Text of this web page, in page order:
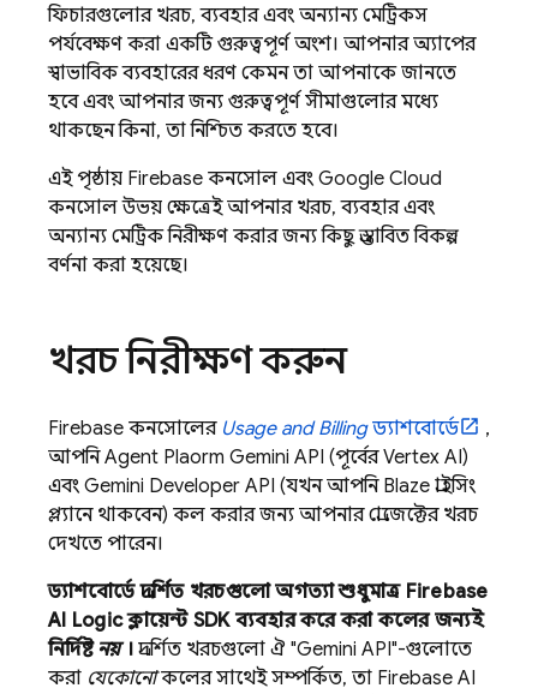
ফিচারগুলোর খরচ, ব্যবহার এবং অন্যান্য মেট্রিকস
পর্যবেক্ষণ করা একটি গুরুত্বপূর্ণ অংশ। আপনার অ্যাপের
স্বাভাবিক ব্যবহারের ধরণ কেমন তা আপনাকে জানতে
হবে এবং আপনার জন্য গুরুত্বপূর্ণ সীমাগুলোর মধ্যে
থাকছেন কিনা, তা নিশ্চিত করতে হবে।
এই পৃষ্ঠায় Firebase কনসোল এবং Google Cloud
কনসোল উভয় ক্ষেত্রেই আপনার খরচ, ব্যবহার এবং
অন্যান্য মেট্রিক নিরীক্ষণ করার জন্য কিছু প্রস্তাবিত বিকল্প
বর্ণনা করা হয়েছে।
খরচ নিরীক্ষণ করুন
Firebase কনসোলের Usage and Billingড্যাশবোর্ডে
,
আপনিAgent Platform Gemini API (পূর্বের Vertex AI)
এবং Gemini Developer API (যখন আপনি Blaze প্রাইসিং
প্ল্যানে থাকবেন) কল করার জন্য আপনার প্রোজেক্টের খরচ
দেখতে পারেন।
ড্যাশবোর্ডে প্রদর্শিত খরচগুলো অগত্যা শুধুমাত্র Firebase
AI Logicক্লায়েন্ট SDK ব্যবহার করে করা কলের জন্যই
নির্দিষ্ট নয়। প্রদর্শিত খরচগুলো ঐ "Gemini API"-গুলোতে
করা যেকোনোকলের সাথেই সম্পর্কিত, তা Firebase AI